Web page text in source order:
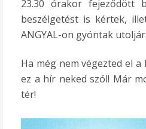
23.30 órakor
beszélgetést is kértek,
ANGYAL-on gyóntak
Ha még nem végezted el
ez a hír neked szól! Már
tér!